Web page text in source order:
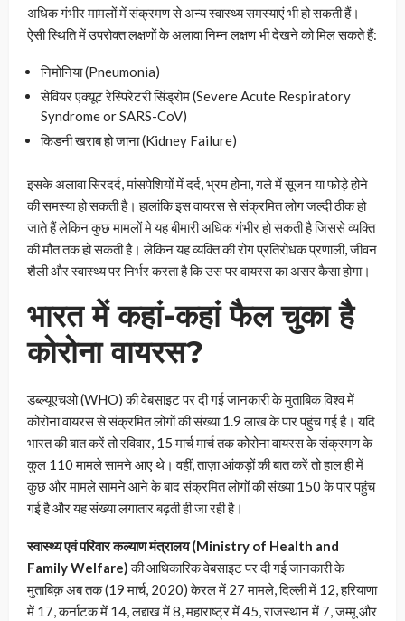
अधिक गंभीर मामलों में संक्रमण से अन्य स्वास्थ्य समस्याएं भी हो सकती हैं।
ऐसी स्थिति में उपरोक्त लक्षणों के अलावा निम्न लक्षण भी देखने को मिल सकते हैं:
निमोनिया (Pneumonia)
सेवियर एक्यूट रेस्पिरेटरी सिंड्रोम (Severe Acute Respiratory
Syndrome or SARS-CoV)
किडनी खराब हो जाना (Kidney Failure)
इसके अलावा सिरदर्द, मांसपेशियों में दर्द, भ्रम होना, गले में सूजन या फोड़े होने
की समस्या हो सकती है। हालांकि इस वायरस से संक्रमित लोग जल्दी ठीक हो
जाते हैं लेकिन कुछ मामलों मे यह बीमारी अधिक गंभीर हो सकती है जिससे व्यक्ति
की मौत तक हो सकती है। लेकिन यह व्यक्ति की रोग प्रतिरोधक प्रणाली, जीवन
शैली और स्वास्थ्य पर निर्भर करता है कि उस पर वायरस का असर कैसा होगा।
भारत में कहां-कहां फैल चुका है
कोरोना वायरस?
डब्ल्यूएचओ (WHO) की वेबसाइट पर दी गई जानकारी के मुताबिक विश्व में
कोरोना वायरस से संक्रमित लोगों की संख्या 1.9 लाख के पार पहुंच गई है। यदि
भारत की बात करें तो रविवार, 15 मार्च मार्च तक कोरोना वायरस के संक्रमण के
कुल 110 मामले सामने आए थे। वहीं, ताज़ा आंकड़ों की बात करें तो हाल ही में
कुछ और मामले सामने आने के बाद संक्रमित लोगों की संख्या 150 के पार पहुंच
गई है और यह संख्या लगातार बढ़ती ही जा रही है।
स्वास्थ्य एवं परिवार कल्याण मंत्रालय (Ministry of Health and
Family Welfare)की आधिकारिक वेबसाइट पर दी गई जानकारी के
मुताबिक़ अब तक (19 मार्च, 2020) केरल में 27 मामले, दिल्ली में 12, हरियाणा
में 17, कर्नाटक में 14, लद्दाख में 8, महाराष्ट्र में 45, राजस्थान में 7, जम्मू और